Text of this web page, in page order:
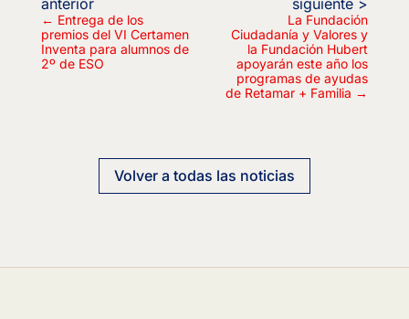
← Entrega de los
premios del VI Certamen
Inventa para alumnos de
2º de ESO
La Fundación
Ciudadanía y Valores y
la Fundación Hubert
apoyarán este año los
programas de ayudas
de Retamar + Familia →
Volver a todas las noticias